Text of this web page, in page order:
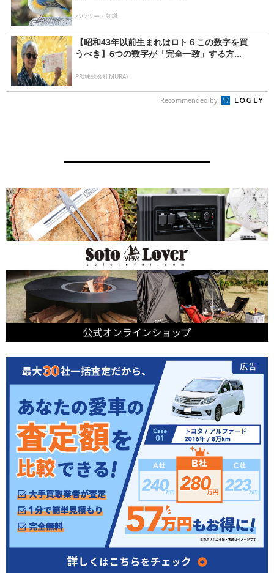
ハウツー・知識
【昭和43年以前生まれはロト６この数字を買
うべき】6つの数字が「完全一致」する方...
PR(株式会社MURA)
Recommended by